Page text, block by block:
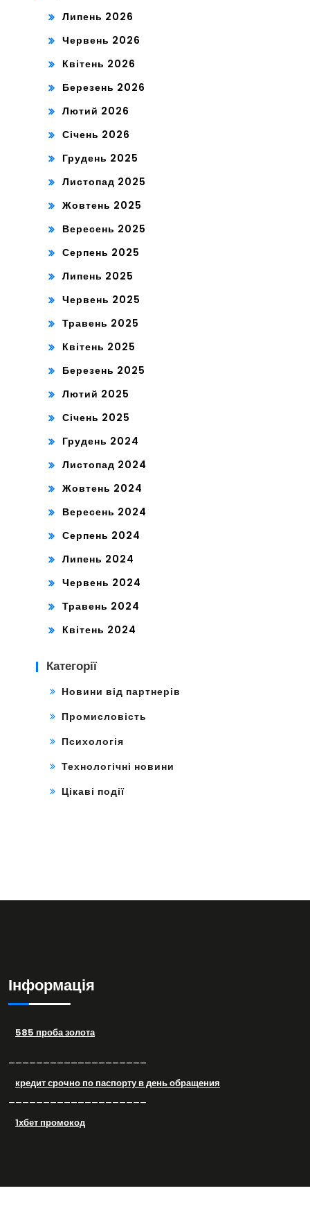
Липень 2026
Червень 2026
Квітень 2026
Березень 2026
Лютий 2026
Січень 2026
Грудень 2025
Листопад 2025
Жовтень 2025
Вересень 2025
Серпень 2025
Липень 2025
Червень 2025
Травень 2025
Квітень 2025
Березень 2025
Лютий 2025
Січень 2025
Грудень 2024
Листопад 2024
Жовтень 2024
Вересень 2024
Серпень 2024
Липень 2024
Червень 2024
Травень 2024
Квітень 2024
Категорії
Новини від партнерів
Промисловість
Психологія
Технологічні новини
Цікаві події
Інформація
585 проба золота
––––––––––––––––––––
кредит срочно по паспорту в день обращения
––––––––––––––––––––
1хбет промокод